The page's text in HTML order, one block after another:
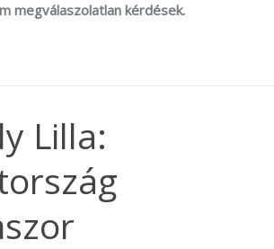
megválaszolatlan kérdések.
Lilla: